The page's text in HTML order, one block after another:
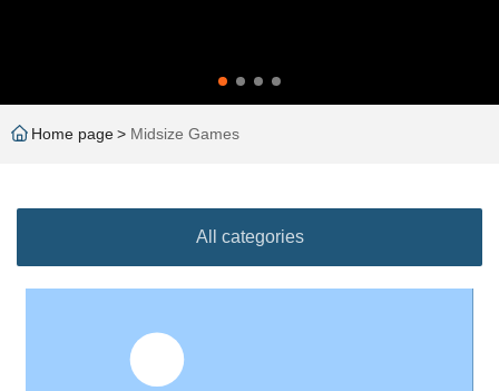
Home page Midsize Games
All categories